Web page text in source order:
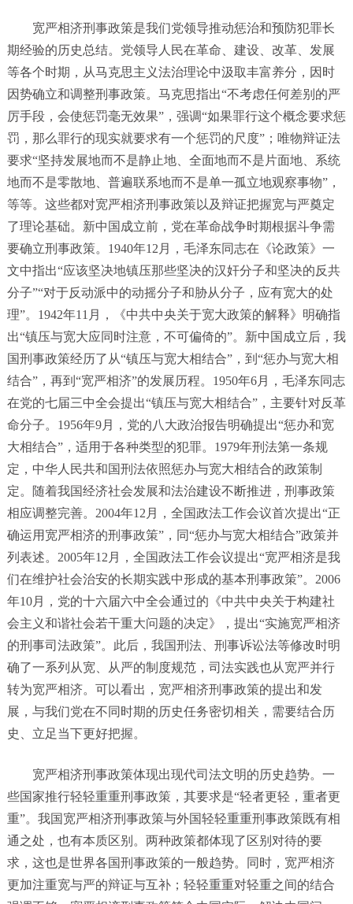
宽严相济刑事政策是我们党领导推动惩治和预防犯罪长
期经验的历史总结。党领导人民在革命、建设、改革、发展
等各个时期，从马克思主义法治理论中汲取丰富养分，因时
因势确立和调整刑事政策。马克思指出“不考虑任何差别的严
厉手段，会使惩罚毫无效果”，强调“如果罪行这个概念要求惩
罚，那么罪行的现实就要求有一个惩罚的尺度”；唯物辩证法
要求“坚持发展地而不是静止地、全面地而不是片面地、系统
地而不是零散地、普遍联系地而不是单一孤立地观察事物”，
等等。这些都对宽严相济刑事政策以及辩证把握宽与严奠定
了理论基础。新中国成立前，党在革命战争时期根据斗争需
要确立刑事政策。1940年12月，毛泽东同志在《论政策》一
文中指出“应该坚决地镇压那些坚决的汉奸分子和坚决的反共
分子”“对于反动派中的动摇分子和胁从分子，应有宽大的处
理”。1942年11月，《中共中央关于宽大政策的解释》明确指
出“镇压与宽大应同时注意，不可偏倚的”。新中国成立后，我
国刑事政策经历了从“镇压与宽大相结合”，到“惩办与宽大相
结合”，再到“宽严相济”的发展历程。1950年6月，毛泽东同志
在党的七届三中全会提出“镇压与宽大相结合”，主要针对反革
命分子。1956年9月，党的八大政治报告明确提出“惩办和宽
大相结合”，适用于各种类型的犯罪。1979年刑法第一条规
定，中华人民共和国刑法依照惩办与宽大相结合的政策制
定。随着我国经济社会发展和法治建设不断推进，刑事政策
相应调整完善。2004年12月，全国政法工作会议首次提出“正
确运用宽严相济的刑事政策”，同“惩办与宽大相结合”政策并
列表述。2005年12月，全国政法工作会议提出“宽严相济是我
们在维护社会治安的长期实践中形成的基本刑事政策”。2006
年10月，党的十六届六中全会通过的《中共中央关于构建社
会主义和谐社会若干重大问题的决定》，提出“实施宽严相济
的刑事司法政策”。此后，我国刑法、刑事诉讼法等修改时明
确了一系列从宽、从严的制度规范，司法实践也从宽严并行
转为宽严相济。可以看出，宽严相济刑事政策的提出和发
展，与我们党在不同时期的历史任务密切相关，需要结合历
史、立足当下更好把握。
宽严相济刑事政策体现出现代司法文明的历史趋势。一
些国家推行轻轻重重刑事政策，其要求是“轻者更轻，重者更
重”。我国宽严相济刑事政策与外国轻轻重重刑事政策既有相
通之处，也有本质区别。两种政策都体现了区别对待的要
求，这也是世界各国刑事政策的一般趋势。同时，宽严相济
更加注重宽与严的辩证与互补；轻轻重重对轻重之间的结合